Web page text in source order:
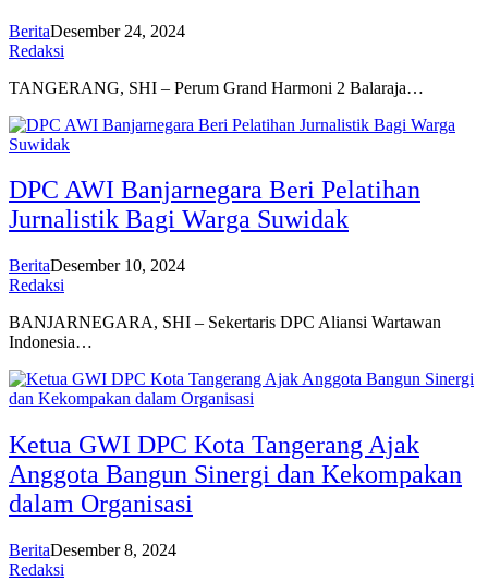
BeritaDesember 24, 2024
Redaksi
TANGERANG, SHI – Perum Grand Harmoni 2 Balaraja…
DPC AWI Banjarnegara Beri Pelatihan
Jurnalistik Bagi Warga Suwidak
BeritaDesember 10, 2024
Redaksi
BANJARNEGARA, SHI – Sekertaris DPC Aliansi Wartawan
Indonesia…
Ketua GWI DPC Kota Tangerang Ajak
Anggota Bangun Sinergi dan Kekompakan
dalam Organisasi
BeritaDesember 8, 2024
Redaksi